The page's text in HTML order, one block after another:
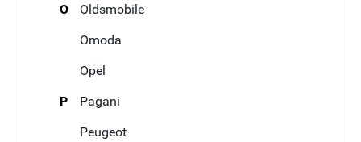
O
Oldsmobile
Omoda
Opel
P
Pagani
Peugeot